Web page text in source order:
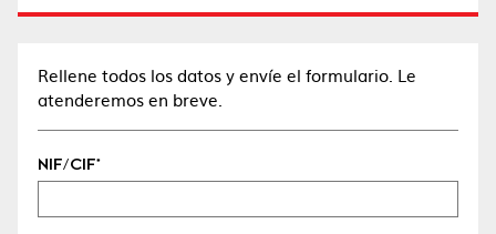
Rellene todos los datos y envíe el formulario. Le
atenderemos en breve.
NIF/CIF*